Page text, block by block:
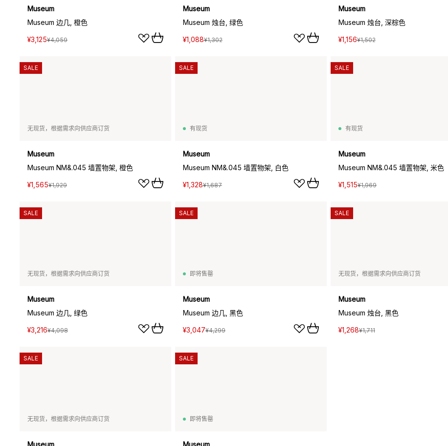
Museum
Museum 边几, 橙色
¥3,125¥4,059
Museum
Museum 烛台, 绿色
¥1,088¥1,302
Museum
Museum 烛台, 深棕色
¥1,156¥1,502
无现货，根据需求向供应商订货
Museum
Museum NM&.045 墙置物架, 橙色
¥1,565¥1,929
SALE
有现货
Museum
Museum NM&.045 墙置物架, 白色
¥1,328¥1,687
SALE
有现货
Museum
Museum NM&.045 墙置物架, 米色
¥1,515¥1,969
SALE
无现货，根据需求向供应商订货
Museum
Museum 边几, 绿色
¥3,216¥4,098
SALE
即将售罄
Museum
Museum 边几, 黑色
¥3,047¥4,299
SALE
无现货，根据需求向供应商订货
Museum
Museum 烛台, 黑色
¥1,268¥1,711
SALE
无现货，根据需求向供应商订货
Museum
SALE
即将售罄
Museum
SALE